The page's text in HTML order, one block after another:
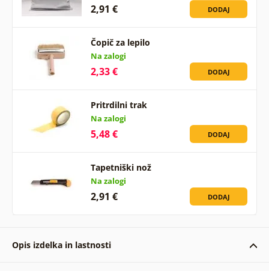
2,91 € DODAJ
Čopič za lepilo
Na zalogi
2,33 € DODAJ
Pritrdilni trak
Na zalogi
5,48 € DODAJ
Tapetniški nož
Na zalogi
2,91 € DODAJ
Opis izdelka in lastnosti